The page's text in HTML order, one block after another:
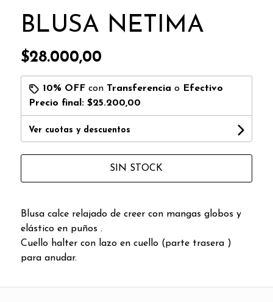
BLUSA NETIMA
$28.000,00
10% OFFcon Transferencia o Efectivo
Precio final: $25.200,00
Ver cuotas y descuentos
SIN STOCK
Blusa calce relajado de creer con mangas globos y
elástico en puños .
Cuello halter con lazo en cuello (parte trasera )
para anudar.